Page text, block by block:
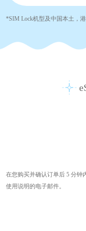
*SIM Lock机型及中国本土，
在您购买并确认订单后 5 分钟
使用说明的电子邮件。